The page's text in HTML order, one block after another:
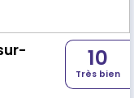
10
Très bien